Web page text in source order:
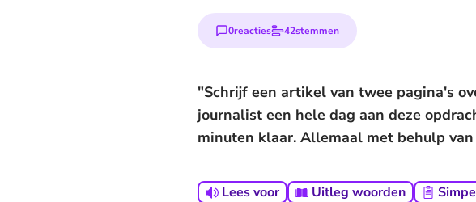
0reacties 42stemmen
"Schrijf een artikel van twee pagina's
journalist een hele dag aan deze
minuten klaar. Allemaal met behulp
Lees voor Uitleg woorden